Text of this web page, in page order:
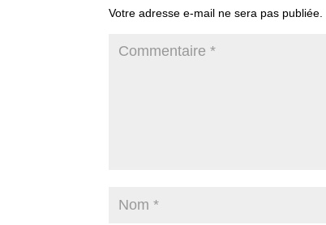
Votre adresse e-mail ne sera pas publiée.